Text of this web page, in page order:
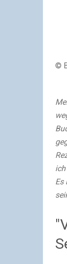
©
Es